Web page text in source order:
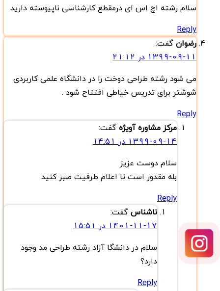
سلام رشته اچ اس ای درمقطع کارشناسی ناپیوسته دارید
Reply
رضوانگفت:
1399-09-11 در 21:12
می شود رشته طراحی دوخت را در دانشگاه علمی کاربردی
شوشتر برای تدریس خیاطی افتتاح شود .
Reply
مرکز مشاوره آویژهگفت:
1399-09-14 در 14:51
سلام دوست عزیز
بله مقدور است تا اعلام طرفیت صبر کنید
Reply
ناشناسگفت:
1401-11-17 در 15:51
سلام در دانشگا آزاد رشته طراحی مد وجود
دارد؟
Reply